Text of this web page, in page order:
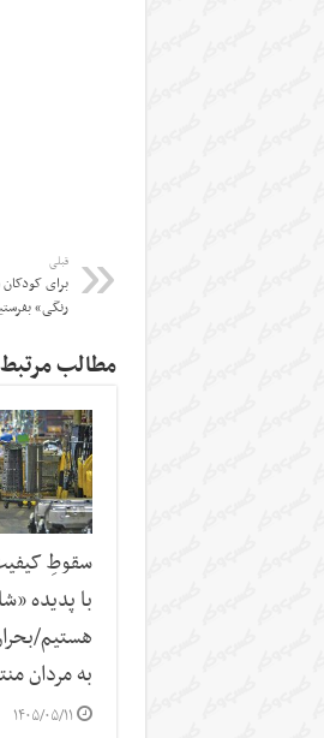
قبلی
برای
رنگی»
مطالب مرتبط
سقوطِ
با پدیده
هستیم/
به مردان
۱۴۰۵/۰۵/۱۱